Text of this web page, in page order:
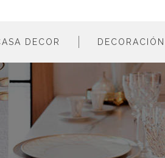
DECOR
en cifras
participar
los medios
DECORACIÓN
estancias
colores
estilos
materiales